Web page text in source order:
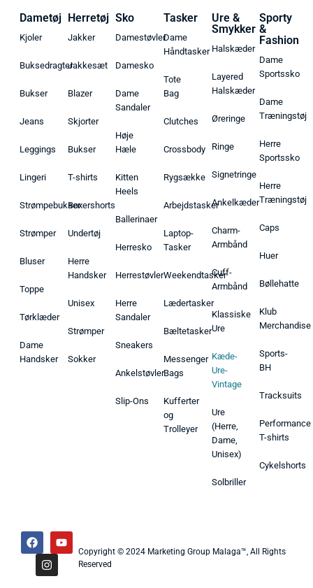
Dametøj
Kjoler
Buksedragter
Bukser
Jeans
Leggings
Lingeri
Strømpebukser
Strømper
Bluser
Toppe
Tørklæder
Dame
Handsker
Herretøj
Jakker
Jakkesæt
Blazer
Skjorter
Bukser
T-shirts
Boxershorts
Undertøj
Herre
Handsker
Unisex
Strømper
Sokker
Sko
Damestøvler
Damesko
Dame
Sandaler
Høje
Hæle
Kitten
Heels
Ballerinaer
Herresko
Herrestøvler
Herre
Sandaler
Sneakers
Ankelstøvler
Slip-Ons
Tasker
Dame
Håndtasker
Tote
Bag
Clutches
Crossbody
Rygsække
Arbejdstasker
Laptop-
Tasker
Weekendtasker
Lædertasker
Bæltetasker
Messenger
Bags
Kufferter
og
Trolleyer
Ure &
Smykker
Halskæder
Layered
Halskæder
Øreringe
Ringe
Signetringe
Ankelkæder
Charm-
Armbånd
Cuff-
Armbånd
Klassiske
Ure
Kæde-
Ure-
Vintage
Ure
(Herre,
Dame,
Unisex)
Solbriller
Sporty
&
Fashion
Dame
Sportssko
Dame
Træningstøj
Herre
Sportssko
Herre
Træningstøj
Caps
Huer
Bøllehatte
Klub
Merchandise
Sports-
BH
Tracksuits
Performance
T-shirts
Cykelshorts
Copyright © 2024 Marketing Group Malaga™, All Rights
Reserved